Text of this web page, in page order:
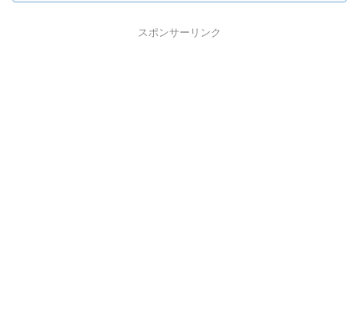
スポンサーリンク